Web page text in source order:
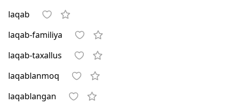
laqab
laqab-familiya
laqab-taxallus
laqablanmoq
laqablangan